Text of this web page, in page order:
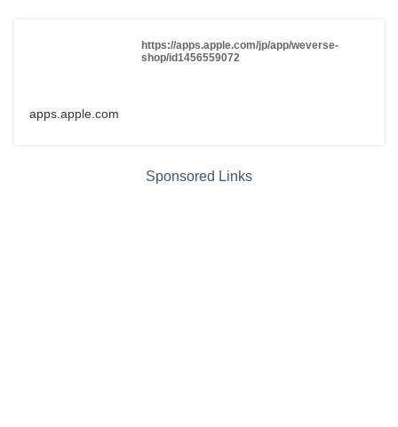
https://apps.apple.com/jp/app/weverse-
shop/id1456559072
apps.apple.com
Sponsored Links